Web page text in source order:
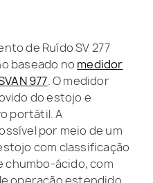
de Ruído SV 277
baseado no medidor
977. O medidor
do estojo e
portátil. A
por meio de um
com classificação
chumbo-ácido, com